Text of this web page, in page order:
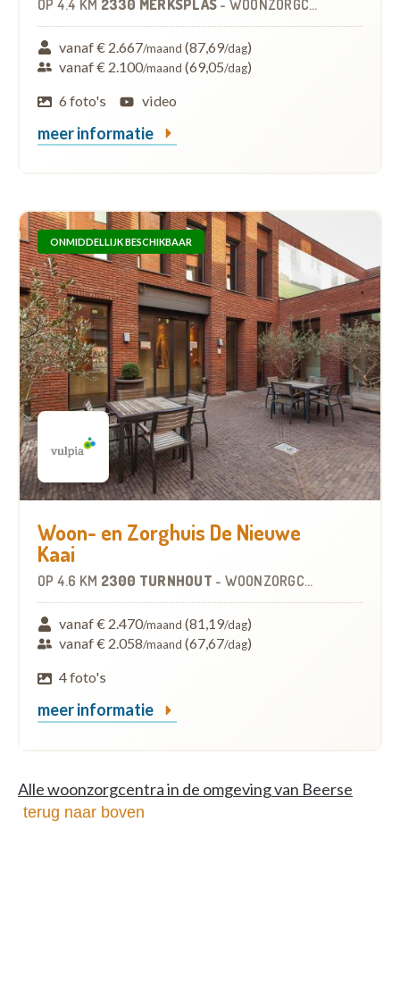
OP 4.4 KM 2330 MERKSPLAS - WOONZORGCENTRUM (WZC)
vanaf € 2.667/maand (87,69/dag)
vanaf € 2.100/maand (69,05/dag)
6 foto's
video
meer informatie
ONMIDDELLIJK BESCHIKBAAR
Woon- en Zorghuis De Nieuwe
Kaai
OP 4.6 KM 2300 TURNHOUT - WOONZORGCENTRUM (WZC)
vanaf € 2.470/maand (81,19/dag)
vanaf € 2.058/maand (67,67/dag)
4 foto's
meer informatie
Alle woonzorgcentra in de omgeving van Beerse
terug naar boven